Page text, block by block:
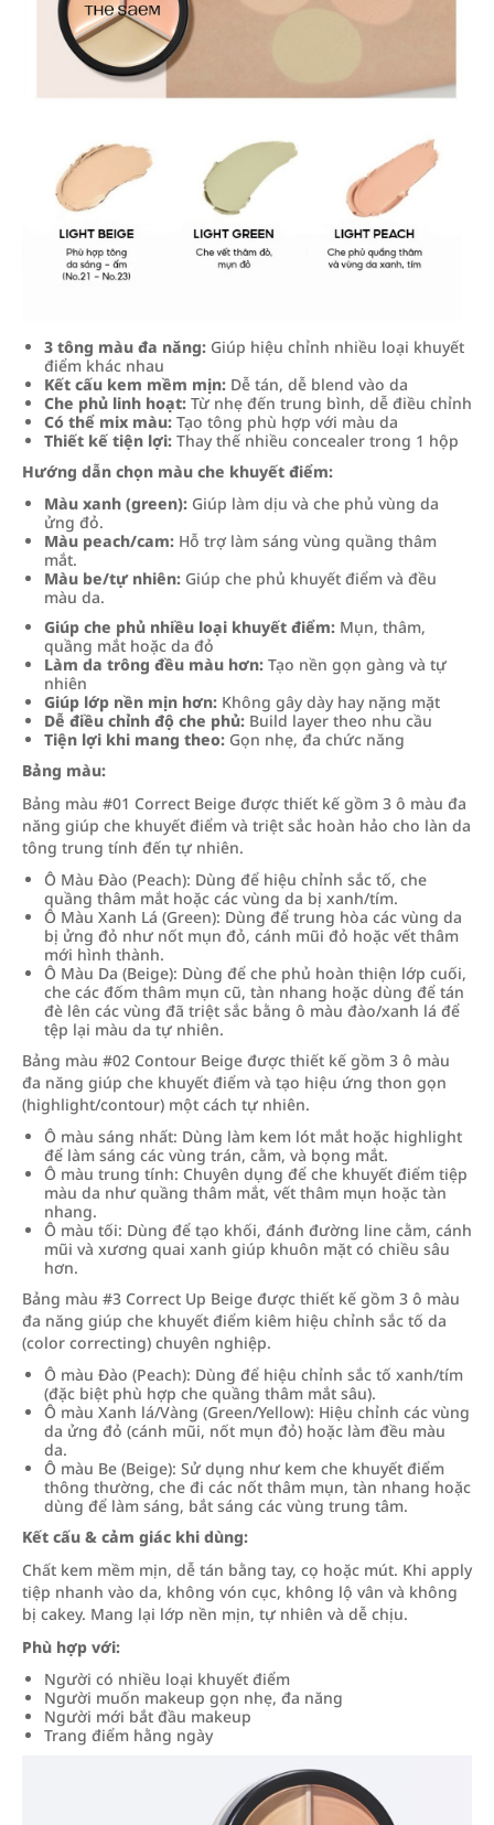
3 tông màu đa năng: Giúp hiệu chỉnh nhiều loại khuyết
điểm khác nhau
Kết cấu kem mềm mịn: Dễ tán, dễ blend vào da
Che phủ linh hoạt: Từ nhẹ đến trung bình, dễ điều chỉnh
Có thể mix màu: Tạo tông phù hợp với màu da
Thiết kế tiện lợi: Thay thế nhiều concealer trong 1 hộp
Hướng dẫn chọn màu che khuyết điểm:
Màu xanh (green): Giúp làm dịu và che phủ vùng da
ửng đỏ.
Màu peach/cam: Hỗ trợ làm sáng vùng quầng thâm
mắt.
Màu be/tự nhiên: Giúp che phủ khuyết điểm và đều
màu da.
Giúp che phủ nhiều loại khuyết điểm: Mụn, thâm,
quầng mắt hoặc da đỏ
Làm da trông đều màu hơn: Tạo nền gọn gàng và tự
nhiên
Giúp lớp nền mịn hơn: Không gây dày hay nặng mặt
Dễ điều chỉnh độ che phủ: Build layer theo nhu cầu
Tiện lợi khi mang theo: Gọn nhẹ, đa chức năng
Bảng màu:
Bảng màu #01 Correct Beige được thiết kế gồm 3 ô màu đa
năng giúp che khuyết điểm và triệt sắc hoàn hảo cho làn da
tông trung tính đến tự nhiên.
Ô Màu Đào (Peach): Dùng để hiệu chỉnh sắc tố, che
quầng thâm mắt hoặc các vùng da bị xanh/tím.
Ô Màu Xanh Lá (Green): Dùng để trung hòa các vùng da
bị ửng đỏ như nốt mụn đỏ, cánh mũi đỏ hoặc vết thâm
mới hình thành.
Ô Màu Da (Beige): Dùng để che phủ hoàn thiện lớp cuối,
che các đốm thâm mụn cũ, tàn nhang hoặc dùng để tán
đè lên các vùng đã triệt sắc bằng ô màu đào/xanh lá để
tệp lại màu da tự nhiên.
Bảng màu #02 Contour Beige được thiết kế gồm 3 ô màu
đa năng giúp che khuyết điểm và tạo hiệu ứng thon gọn
(highlight/contour) một cách tự nhiên.
Ô màu sáng nhất: Dùng làm kem lót mắt hoặc highlight
để làm sáng các vùng trán, cằm, và bọng mắt.
Ô màu trung tính: Chuyên dụng để che khuyết điểm tiệp
màu da như quầng thâm mắt, vết thâm mụn hoặc tàn
nhang.
Ô màu tối: Dùng để tạo khối, đánh đường line cằm, cánh
mũi và xương quai xanh giúp khuôn mặt có chiều sâu
hơn.
Bảng màu #3 Correct Up Beige được thiết kế gồm 3 ô màu
đa năng giúp che khuyết điểm kiêm hiệu chỉnh sắc tố da
(color correcting) chuyên nghiệp.
Ô màu Đào (Peach): Dùng để hiệu chỉnh sắc tố xanh/tím
(đặc biệt phù hợp che quầng thâm mắt sâu).
Ô màu Xanh lá/Vàng (Green/Yellow): Hiệu chỉnh các vùng
da ửng đỏ (cánh mũi, nốt mụn đỏ) hoặc làm đều màu
da.
Ô màu Be (Beige): Sử dụng như kem che khuyết điểm
thông thường, che đi các nốt thâm mụn, tàn nhang hoặc
dùng để làm sáng, bắt sáng các vùng trung tâm.
Kết cấu & cảm giác khi dùng:
Chất kem mềm mịn, dễ tán bằng tay, cọ hoặc mút. Khi apply
tiệp nhanh vào da, không vón cục, không lộ vân và không
bị cakey. Mang lại lớp nền mịn, tự nhiên và dễ chịu.
Phù hợp với:
Người có nhiều loại khuyết điểm
Người muốn makeup gọn nhẹ, đa năng
Người mới bắt đầu makeup
Trang điểm hằng ngày